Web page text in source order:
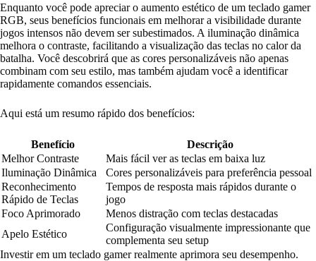
Enquanto você pode apreciar o aumento estético de um teclado gamer
RGB, seus benefícios funcionais em melhorar a visibilidade durante
jogos intensos não devem ser subestimados. A iluminação dinâmica
melhora o contraste, facilitando a visualização das teclas no calor da
batalha. Você descobrirá que as cores personalizáveis não apenas
combinam com seu estilo, mas também ajudam você a identificar
rapidamente comandos essenciais.
Aqui está um resumo rápido dos benefícios:
Benefício
Descrição
Melhor Contraste
Mais fácil ver as teclas em baixa luz
Iluminação Dinâmica
Cores personalizáveis para preferência pessoal
Reconhecimento
Rápido de Teclas
Tempos de resposta mais rápidos durante o
jogo
Foco Aprimorado
Menos distração com teclas destacadas
Apelo Estético
Configuração visualmente impressionante que
complementa seu setup
Investir em um teclado gamer realmente aprimora seu desempenho.